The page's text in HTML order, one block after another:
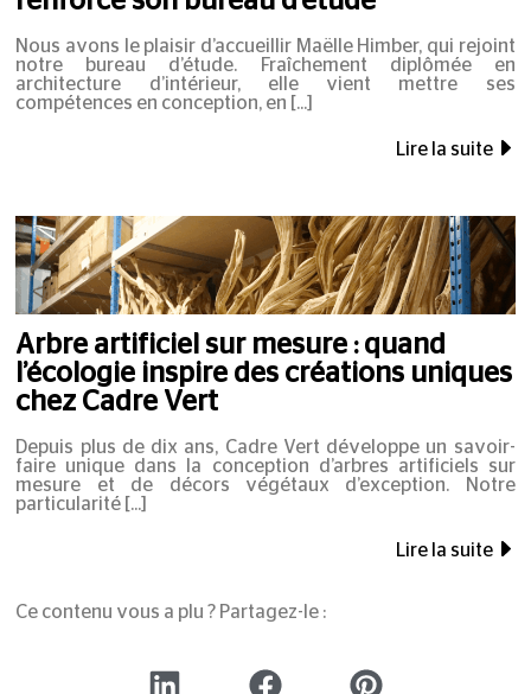
Nous avons le plaisir d’accueillir Maëlle Himber, qui rejoint
notre bureau d’étude. Fraîchement diplômée en
architecture d’intérieur, elle vient mettre ses
compétences en conception, en
Lire la suite
Arbre artificiel sur mesure : quand
l’écologie inspire des créations uniques
chez Cadre Vert
Depuis plus de dix ans, Cadre Vert développe un savoir-
faire unique dans la conception d’arbres artificiels sur
mesure et de décors végétaux d’exception. Notre
particularité
Lire la suite
Ce contenu vous a plu ? Partagez-le :